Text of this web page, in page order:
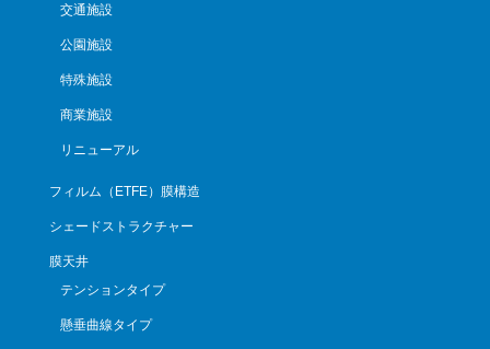
交通施設
公園施設
特殊施設
商業施設
リニューアル
フィルム（ETFE）膜構造
シェードストラクチャー
膜天井
テンションタイプ
懸垂曲線タイプ